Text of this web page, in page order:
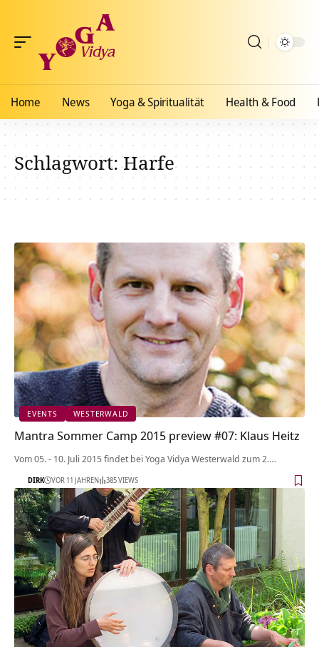
Home News Yoga & Spiritualität Health & Food
Schlagwort:Harfe
EVENTS WESTERWALD
Mantra Sommer Camp 2015 preview #07: Klaus Heitz
Vom 05. - 10. Juli 2015 findet bei Yoga Vidya Westerwald zum 2.…
DIRK VOR 11 JAHREN 385 VIEWS